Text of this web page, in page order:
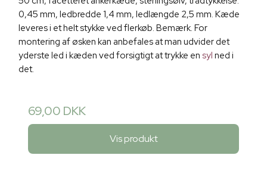
0,45 mm, ledbredde 1,4 mm, ledlængde 2,5 mm. Kæde
leveres i et helt stykke ved flerkøb. Bemærk. For
montering af øsken kan anbefales at man udvider det
yderste led i kæden ved forsigtigt at trykke en syl ned i
det.
69,00 DKK
Vis produkt